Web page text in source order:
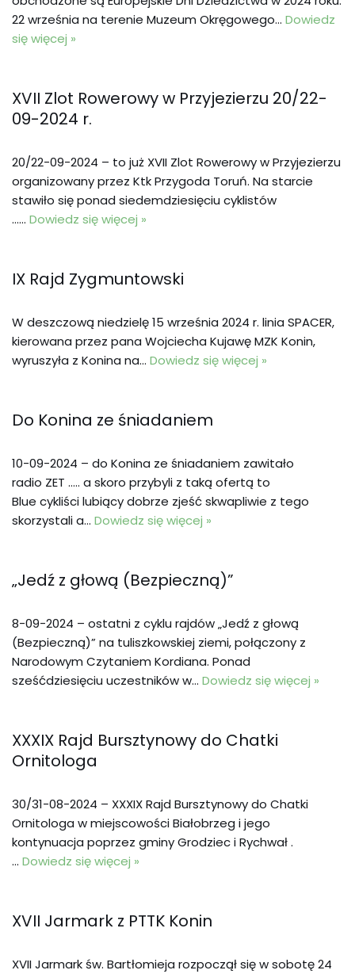
22 września na terenie Muzeum Okręgowego… Dowiedz
się więcej »
XVII Zlot Rowerowy w Przyjezierzu 20/22-
09-2024 r.
20/22-09-2024 – to już XVII Zlot Rowerowy w Przyjezierzu
organizowany przez Ktk Przygoda Toruń. Na starcie
stawiło się ponad siedemdziesięciu cyklistów
…… Dowiedz się więcej »
IX Rajd Zygmuntowski
W deszczową niedzielę 15 września 2024 r. linia SPACER,
kierowana przez pana Wojciecha Kujawę MZK Konin,
wyruszyła z Konina na… Dowiedz się więcej »
Do Konina ze śniadaniem
10-09-2024 – do Konina ze śniadaniem zawitało
radio ZET ….. a skoro przybyli z taką ofertą to
Blue cykliści lubiący dobrze zjeść skwapliwie z tego
skorzystali a… Dowiedz się więcej »
„Jedź z głową (Bezpieczną)”
8-09-2024 – ostatni z cyklu rajdów „Jedź z głową
(Bezpieczną)” na tuliszkowskiej ziemi, połączony z
Narodowym Czytaniem Kordiana. Ponad
sześćdziesięciu uczestników w… Dowiedz się więcej »
XXXIX Rajd Bursztynowy do Chatki
Ornitologa
30/31-08-2024 – XXXIX Rajd Bursztynowy do Chatki
Ornitologa w miejscowości Białobrzeg i jego
kontynuacja poprzez gminy Grodziec i Rychwał .
… Dowiedz się więcej »
XVII Jarmark z PTTK Konin
XVII Jarmark św. Bartłomieja rozpoczął się w sobotę 24